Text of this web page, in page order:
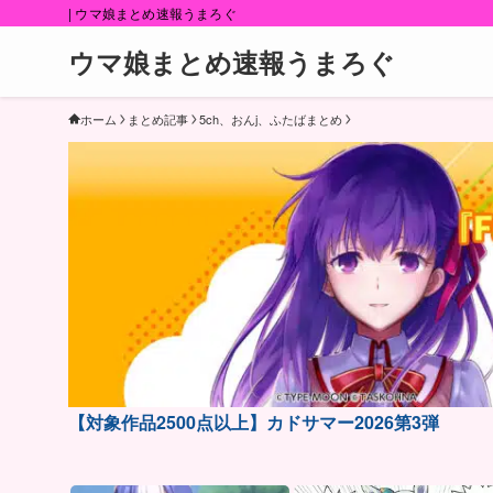
| ウマ娘まとめ速報うまろぐ
ウマ娘まとめ速報うまろぐ
ホーム まとめ記事 5ch、おんj、ふたばまとめ
【対象作品2500点以上】カドサマー2026第3弾